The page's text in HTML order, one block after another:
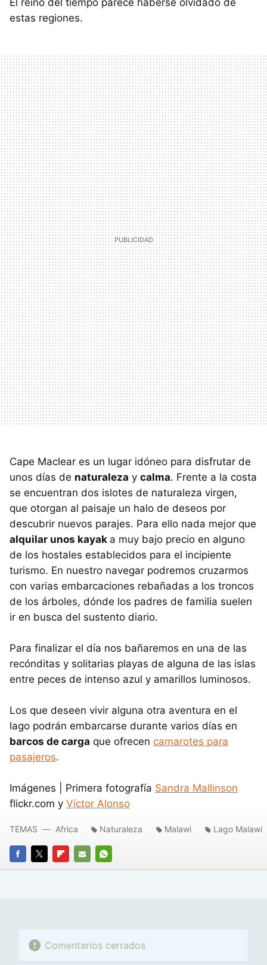
estas regiones.
Cape Maclear es un lugar idóneo para disfrutar de
unos días de naturaleza y calma. Frente a la costa
se encuentran dos islotes de naturaleza virgen,
que otorgan al paisaje un halo de deseos por
descubrir nuevos parajes. Para ello nada mejor que
alquilar unos kayak a muy bajo precio en alguno
de los hostales establecidos para el incipiente
turismo. En nuestro navegar podremos cruzarmos
con varias embarcaciones rebañadas a los troncos
de los árboles, dónde los padres de familia suelen
ir en busca del sustento diario.
Para finalizar el día nos bañaremos en una de las
recónditas y solitarias playas de alguna de las islas
entre peces de intenso azul y amarillos luminosos.
Los que deseen vivir alguna otra aventura en el
lago podrán embarcarse durante varios días en
barcos de carga que ofrecen camarotes para
pasajeros.
Imágenes | Primera fotografía Sandra Mallinson
flickr.com y Víctor Alonso
FACEBOOK
TWITTERFLIPBOARD
E-
WHATSAPP
TEMAS Africa Naturaleza Malawi Lago Malawi
Comentarios cerrados